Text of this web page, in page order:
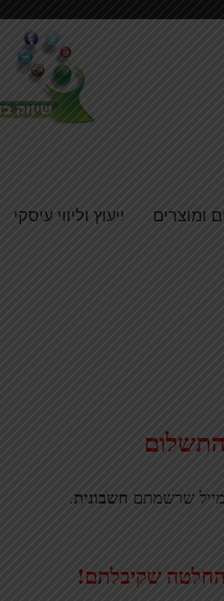
ייעוץ וליווי עיסקי ומוצרים
שרשמתם חשבונית.
שקיבלתם!